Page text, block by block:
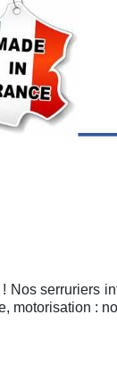
serruriers
motorisation :